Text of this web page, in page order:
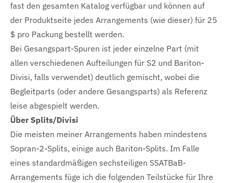
fast den gesamten Katalog verfügbar und können auf
der Produktseite jedes Arrangements (wie dieser) für 25
$ pro Packung bestellt werden.
Bei Gesangspart-Spuren ist jeder einzelne Part (mit
allen verschiedenen Aufteilungen für S2 und Bariton-
Divisi, falls verwendet) deutlich gemischt, wobei die
Begleitparts (oder andere Gesangsparts) als Referenz
leise abgespielt werden.
Über Splits/Divisi
Die meisten meiner Arrangements haben mindestens
Sopran-2-Splits, einige auch Bariton-Splits. Im Falle
eines standardmäßigen sechsteiligen SSATBaB-
Arrangements füge ich die folgenden Teilstücke für Ihre